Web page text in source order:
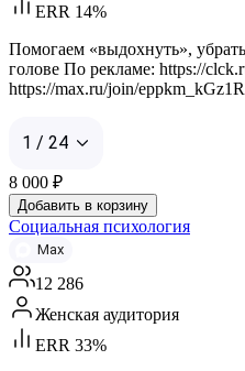
ERR 14%
Помогаем «выдохнуть»,
голове По рекламе: https://
https://max.ru/join/
1 / 24
8 000 ₽
Добавить в корзину
Социальная психология
Max
12 286
Женская аудитория
ERR 33%